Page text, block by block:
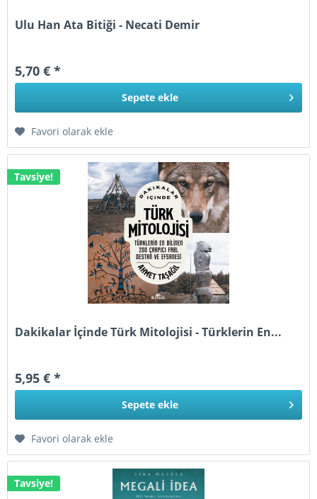
Ulu Han Ata Bitiği - Necati Demir
5,70 € *
Sepete ekle
Favori olarak ekle
Tavsiye!
Dakikalar İçinde Türk Mitolojisi - Türklerin En...
5,95 € *
Sepete ekle
Favori olarak ekle
Tavsiye!